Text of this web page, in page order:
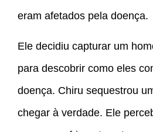
eram afetados pela doença.
Ele decidiu capturar um
para descobrir como eles
doença. Chiru sequestrou
chegar à verdade. Ele